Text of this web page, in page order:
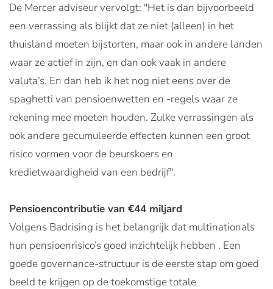
De Mercer adviseur vervolgt: "Het is dan bijvoorbeeld
een verrassing als blijkt dat ze niet (alleen) in het
thuisland moeten bijstorten, maar ook in andere landen
waar ze actief in zijn, en dan ook vaak in andere
valuta’s. En dan heb ik het nog niet eens over de
spaghetti van pensioenwetten en -regels waar ze
rekening mee moeten houden. Zulke verrassingen als
ook andere gecumuleerde effecten kunnen een groot
risico vormen voor de beurskoers en
kredietwaardigheid van een bedrijf".
Pensioencontributie van €44 miljard
Volgens Badrising is het belangrijk dat multinationals
hun pensioenrisico’s goed inzichtelijk hebben . Een
goede governance-structuur is de eerste stap om goed
beeld te krijgen op de toekomstige totale